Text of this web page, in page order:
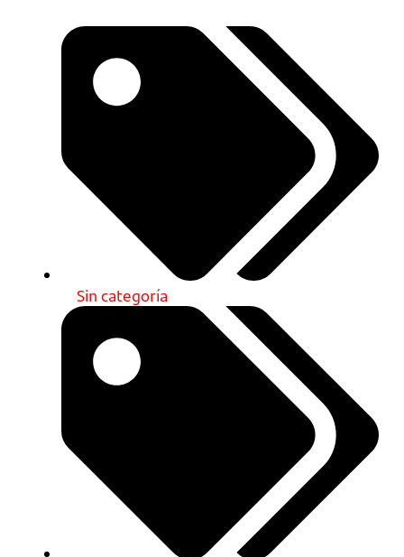
Sin categoría